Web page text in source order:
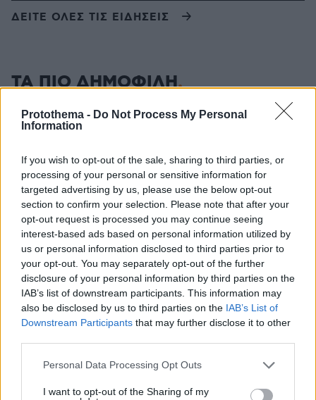
Protothema - Do Not Process My Personal
Information
If you wish to opt-out of the sale, sharing to third parties, or
processing of your personal or sensitive information for
targeted advertising by us, please use the below opt-out
section to confirm your selection. Please note that after your
opt-out request is processed you may continue seeing
interest-based ads based on personal information utilized by
us or personal information disclosed to third parties prior to
your opt-out. You may separately opt-out of the further
disclosure of your personal information by third parties on the
IAB’s list of downstream participants. This information may
also be disclosed by us to third parties on the IAB’s List of
Downstream Participants that may further disclose it to other
Please note that this website/app uses one or more Google
not limited to your visit or usage behaviour. You may click to
Personal Data Processing Opt Outs
I want to opt-out of the Sharing of my
ΔΕΙΤΕ ΟΛΕΣ ΤΙΣ ΕΙΔΗΣΕΙΣ
ΤΑ ΠΙΟ ΔΗΜΟΦΙΛΗ